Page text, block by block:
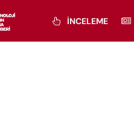
İNCELEME